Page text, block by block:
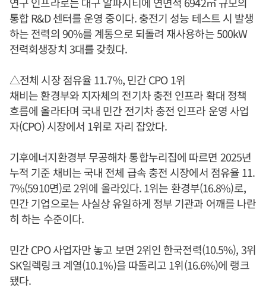
통합 R&D 센터를 운영 중이다. 충전기 성능 테스트 시 발생
하는 전력의 90%를 계통으로 되돌려 재사용하는 500kW
전력회생장치 3대를 갖췄다.
△전체 시장 점유율 11.7%, 민간 CPO 1위
채비는 환경부와 지자체의 전기차 충전 인프라 확대 정책
흐름에 올라타며 국내 민간 전기차 충전 인프라 운영 사업
자(CPO) 시장에서 1위로 자리 잡았다.
기후에너지환경부 무공해차 통합누리집에 따르면 2025년
누적 기준 채비는 국내 전체 급속 충전 시장에서 점유율 11.
7%(5910면)로 2위에 올라있다. 1위는 환경부(16.8%)로,
민간 기업으로는 사실상 유일하게 정부 기관과 어깨를 나란
히 하는 수준이다.
민간 CPO 사업자만 놓고 보면 2위인 한국전력(10.5%), 3위
SK일렉링크 계열(10.1%)을 따돌리고 1위(16.6%)에 랭크
됐다.